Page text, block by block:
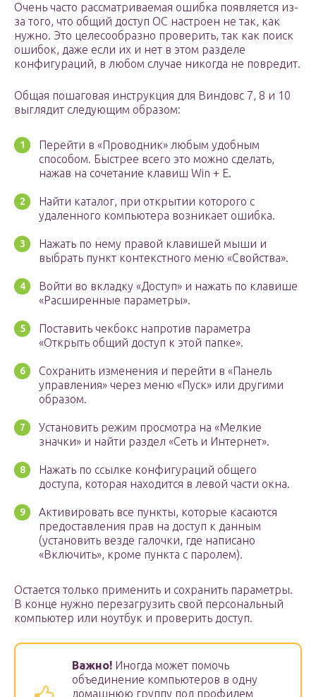
Очень часто рассматриваемая ошибка появляется из-
за того, что общий доступ ОС настроен не так, как
нужно. Это целесообразно проверить, так как поиск
ошибок, даже если их и нет в этом разделе
конфигураций, в любом случае никогда не повредит.
Общая пошаговая инструкция для Виндовс 7, 8 и 10
выглядит следующим образом:
Перейти в «Проводник» любым удобным
способом. Быстрее всего это можно сделать,
нажав на сочетание клавиш Win + E.
Найти каталог, при открытии которого с
удаленного компьютера возникает ошибка.
Нажать по нему правой клавишей мыши и
выбрать пункт контекстного меню «Свойства».
Войти во вкладку «Доступ» и нажать по клавише
«Расширенные параметры».
Поставить чекбокс напротив параметра
«Открыть общий доступ к этой папке».
Сохранить изменения и перейти в «Панель
управления» через меню «Пуск» или другими
образом.
Установить режим просмотра на «Мелкие
значки» и найти раздел «Сеть и Интернет».
Нажать по ссылке конфигураций общего
доступа, которая находится в левой части окна.
Активировать все пункты, которые касаются
предоставления прав на доступ к данным
(установить везде галочки, где написано
«Включить», кроме пункта с паролем).
Остается только применить и сохранить параметры.
В конце нужно перезагрузить свой персональный
компьютер или ноутбук и проверить доступ.
Важно! Иногда может помочь
объединение компьютеров в одну
домашнюю группу под профилем